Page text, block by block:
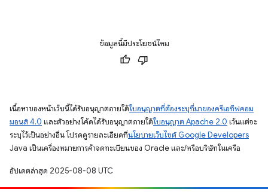
ข้อมูลนี้มีประโยชน์ไหม
เนื้อหาของหน้าเว็บนี้ได้รับอนุญาตภายใต้ใบอนุญาตที่ต้องระบุที่มาของครีเอทีฟคอม
มอนส์ 4.0 และตัวอย่างโค้ดได้รับอนุญาตภายใต้ใบอนุญาต Apache 2.0 เว้นแต่จะ
ระบุไว้เป็นอย่างอื่น โปรดดูรายละเอียดที่นโยบายเว็บไซต์ Google Developers
Java เป็นเครื่องหมายการค้าจดทะเบียนของ Oracle และ/หรือบริษัทในเครือ
อัปเดตล่าสุด 2025-08-08 UTC